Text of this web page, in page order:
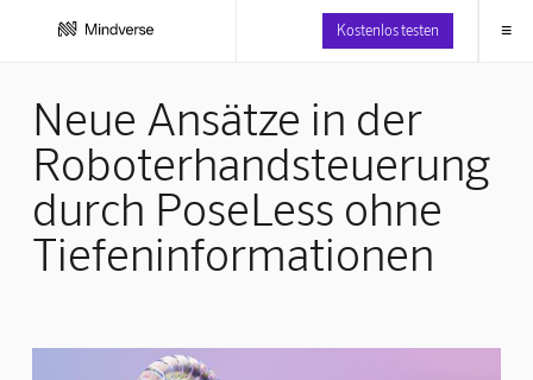
Kostenlos testen ≡
Neue Ansätze in der
Roboterhandsteuerung
durch PoseLess ohne
Tiefeninformationen